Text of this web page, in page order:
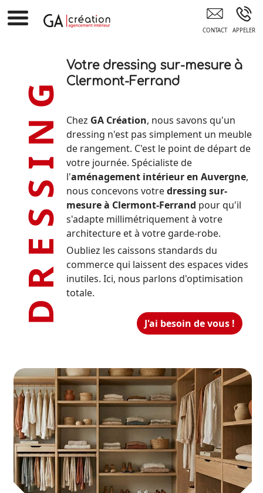
GA CREATION Clermont-Ferrand
DRESSING
Votre dressing sur-mesure à
Clermont-Ferrand
Chez GA Création, nous savons qu'un
dressing n'est pas simplement un meuble
de rangement. C'est le point de départ de
votre journée. Spécialiste de
l'aménagement intérieur en Auvergne,
nous concevons votredressing sur-
mesure à Clermont-Ferrand pour qu'il
s'adapte millimétriquement à votre
architecture et à votre garde-robe.
Oubliez les caissons standards du
commerce qui laissent des espaces vides
inutiles. Ici, nous parlons d'optimisation
totale.
J'ai besoin de vous !